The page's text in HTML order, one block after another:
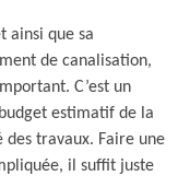
ainsi que sa
de canalisation,
C’est un
estimatif de la
travaux. Faire une
il suffit juste